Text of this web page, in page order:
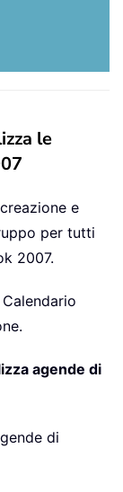
le
e
per tutti
2007.
agende di
di